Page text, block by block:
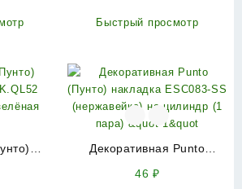
Быстрый просмотр
Декоративная Punto
46₽